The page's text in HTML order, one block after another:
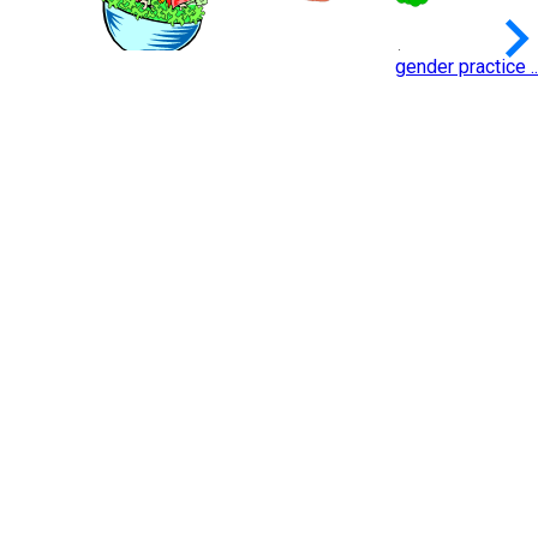
gender practice ..